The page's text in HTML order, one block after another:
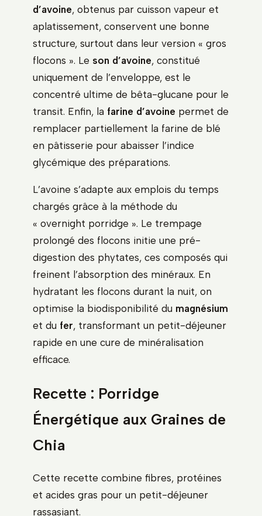
d’avoine, obtenus par cuisson vapeur et
aplatissement, conservent une bonne
structure, surtout dans leur version « gros
flocons ». Le son d’avoine, constitué
uniquement de l’enveloppe, est le
concentré ultime de bêta-glucane pour le
transit. Enfin, la farine d’avoine permet de
remplacer partiellement la farine de blé
en pâtisserie pour abaisser l’indice
glycémique des préparations.
L’avoine s’adapte aux emplois du temps
chargés grâce à la méthode du
« overnight porridge ». Le trempage
prolongé des flocons initie une pré-
digestion des phytates, ces composés qui
freinent l’absorption des minéraux. En
hydratant les flocons durant la nuit, on
optimise la biodisponibilité du magnésium
et du fer, transformant un petit-déjeuner
rapide en une cure de minéralisation
efficace.
Recette : Porridge
Énergétique aux Graines de
Chia
Cette recette combine fibres, protéines
et acides gras pour un petit-déjeuner
rassasiant.